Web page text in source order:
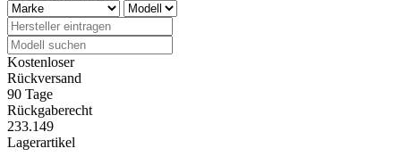
Kostenloser
Rückversand
90 Tage
Rückgaberecht
233.149
Lagerartikel